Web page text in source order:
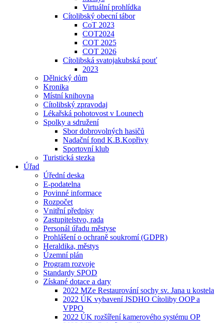
Virtuální prohlídka
Cítolibský obecní tábor
CoT 2023
COT2024
COT 2025
COT 2026
Cítolibská svatojakubská pouť
2023
Dělnický dům
Kronika
Místní knihovna
Cítolibský zpravodaj
Lékařská pohotovost v Lounech
Spolky a sdružení
Sbor dobrovolných hasičů
Nadační fond K.B.Kopřivy
Sportovní klub
Turistická stezka
Úřad
Úřední deska
E-podatelna
Povinné informace
Rozpočet
Vnitřní předpisy
Zastupitelstvo, rada
Personál úřadu městyse
Prohlášení o ochraně soukromí (GDPR)
Heraldika, městys
Územní plán
Program rozvoje
Standardy SPOD
Získané dotace a dary
2022 MZe Restaurování sochy sv. Jana u kostela
2022 ÚK vybavení JSDHO Cítoliby OOP a
VPPO
2022 ÚK rozšíření kamerového systému OP